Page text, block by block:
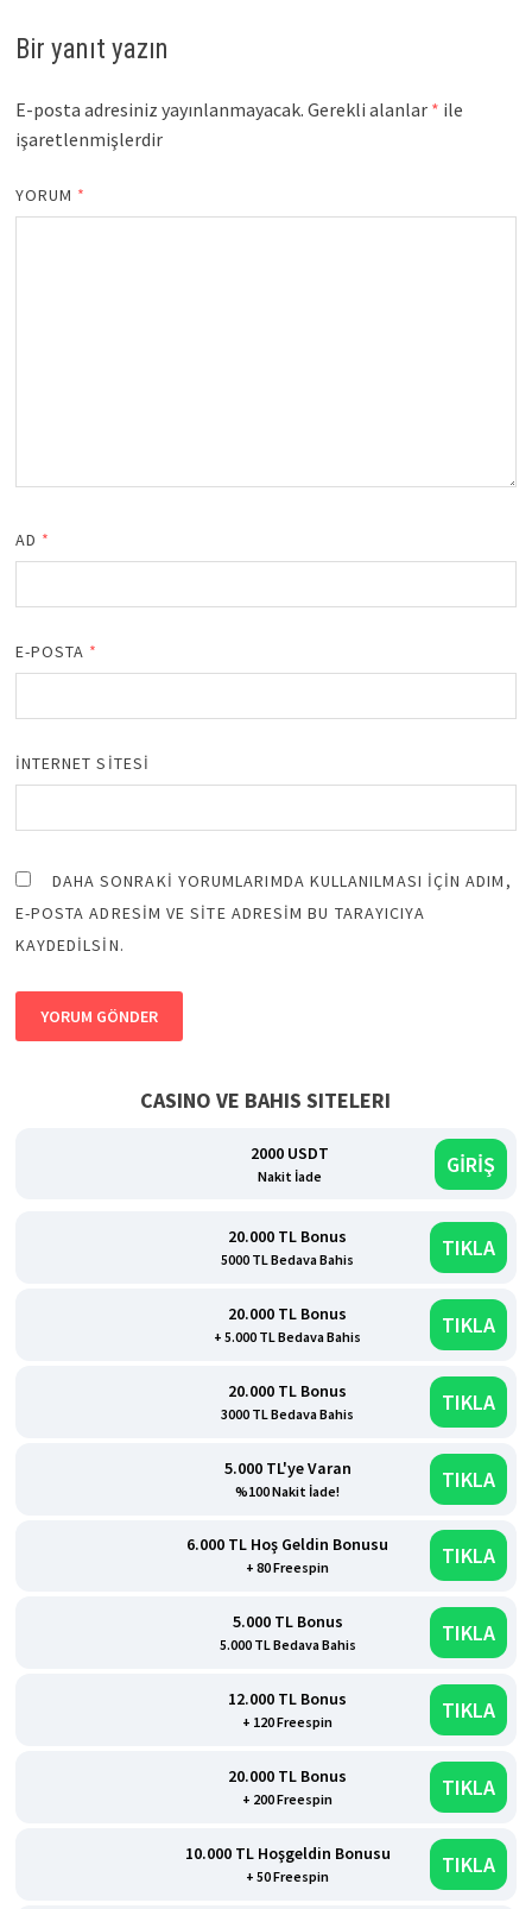
Bir yanıt yazın
E-posta adresiniz yayınlanmayacak. Gerekli alanlar * ile
işaretlenmişlerdir
YORUM *
AD *
E-POSTA *
İNTERNET SITESI
DAHA SONRAKI YORUMLARIMDA KULLANILMASI IÇIN ADIM,
E-POSTA ADRESIM VE SITE ADRESIM BU TARAYICIYA
KAYDEDILSIN.
CASINO VE BAHIS SITELERI
2000 USDT
Nakit İade GİRİŞ
20.000 TL Bonus
5000 TL Bedava Bahis TIKLA
20.000 TL Bonus
+ 5.000 TL Bedava Bahis TIKLA
20.000 TL Bonus
3000 TL Bedava Bahis TIKLA
5.000 TL'ye Varan
%100 Nakit İade! TIKLA
6.000 TL Hoş Geldin Bonusu
+ 80 Freespin TIKLA
5.000 TL Bonus
5.000 TL Bedava Bahis TIKLA
12.000 TL Bonus
+ 120 Freespin TIKLA
20.000 TL Bonus
+ 200 Freespin TIKLA
10.000 TL Hoşgeldin Bonusu
+ 50 Freespin TIKLA